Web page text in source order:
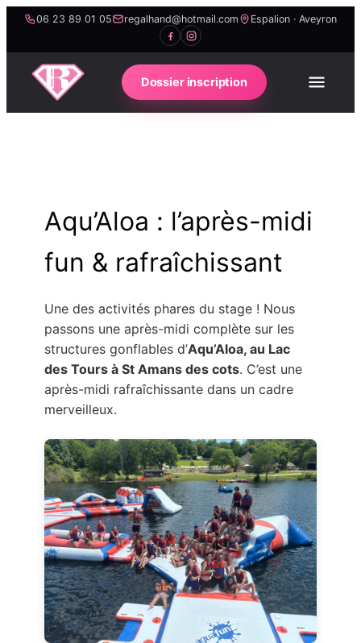
Passer
06 23 89 01 05 regalhand@hotmail.com Espalion · Aveyron
Dossier inscription
Aqu’Aloa : l’après-midi
fun & rafraîchissant
Une des activités phares du stage ! Nous
passons une après-midi complète sur les
structures gonflables d’Aqu’Aloa, au Lac
des Tours à St Amans des cots. C’est une
après-midi rafraîchissante dans un cadre
merveilleux.